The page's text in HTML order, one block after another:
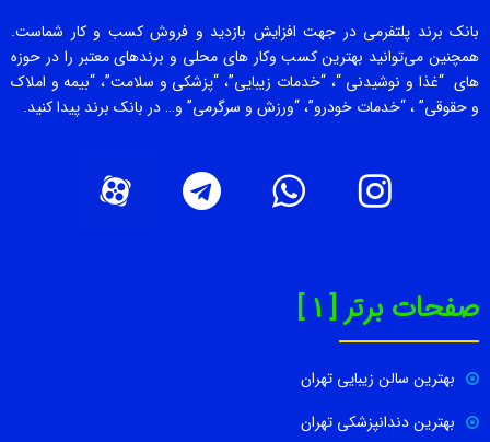
بانک برند پلتفرمی در جهت افزایش بازدید و فروش کسب و کار شماست.
همچنین می‌توانید بهترین کسب وکار های محلی و برندهای معتبر را در حوزه
های “غذا و نوشیدنی “، “خدمات زیبایی”، “پزشکی و سلامت”، “بیمه و املاک
و حقوقی” ، “خدمات خودرو”، “ورزش و سرگرمی” و… در بانک برند پیدا کنید.
صفحات برتر [ 1 ]
بهترین سالن زیبایی تهران
بهترین دندانپزشکی تهران